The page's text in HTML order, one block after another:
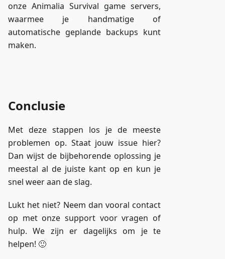
onze Animalia Survival game servers,
waarmee je handmatige of
automatische geplande backups kunt
maken.
Conclusie
Met deze stappen los je de meeste
problemen op. Staat jouw issue hier?
Dan wijst de bijbehorende oplossing je
meestal al de juiste kant op en kun je
snel weer aan de slag.
Lukt het niet? Neem dan vooral contact
op met onze support voor vragen of
hulp. We zijn er dagelijks om je te
helpen! 🙂